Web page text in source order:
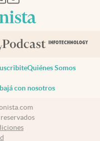
Quiénes Somos
con nosotros